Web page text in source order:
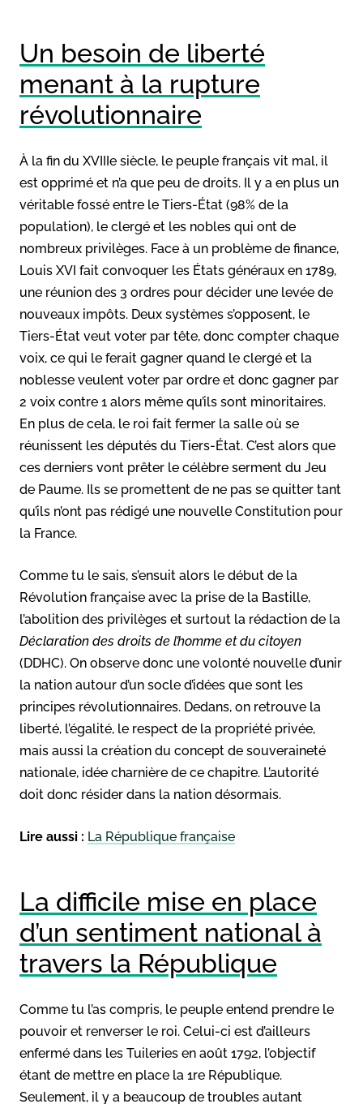
Un besoin de liberté
menant à la rupture
révolutionnaire
À la fin du XVIIIe siècle, le peuple français vit mal, il
est opprimé et n’a que peu de droits. Il y a en plus un
véritable fossé entre le Tiers-État (98% de la
population), le clergé et les nobles qui ont de
nombreux privilèges. Face à un problème de finance,
Louis XVI fait convoquer les États généraux en 1789,
une réunion des 3 ordres pour décider une levée de
nouveaux impôts. Deux systèmes s’opposent, le
Tiers-État veut voter par tête, donc compter chaque
voix, ce qui le ferait gagner quand le clergé et la
noblesse veulent voter par ordre et donc gagner par
2 voix contre 1 alors même qu’ils sont minoritaires.
En plus de cela, le roi fait fermer la salle où se
réunissent les députés du Tiers-État. C’est alors que
ces derniers vont prêter le célèbre serment du Jeu
de Paume. Ils se promettent de ne pas se quitter tant
qu’ils n’ont pas rédigé une nouvelle Constitution pour
la France.
Comme tu le sais, s’ensuit alors le début de la
Révolution française avec la prise de la Bastille,
l’abolition des privilèges et surtout la rédaction de la
Déclaration des droits de l’homme et du citoyen
(DDHC). On observe donc une volonté nouvelle d’unir
la nation autour d’un socle d’idées que sont les
principes révolutionnaires. Dedans, on retrouve la
liberté, l’égalité, le respect de la propriété privée,
mais aussi la création du concept de souveraineté
nationale, idée charnière de ce chapitre. L’autorité
doit donc résider dans la nation désormais.
Lire aussi : La République française
La difficile mise en place
d’un sentiment national à
travers la République
Comme tu l’as compris, le peuple entend prendre le
pouvoir et renverser le roi. Celui-ci est d’ailleurs
enfermé dans les Tuileries en août 1792, l’objectif
étant de mettre en place la 1re République.
Seulement, il y a beaucoup de troubles autant